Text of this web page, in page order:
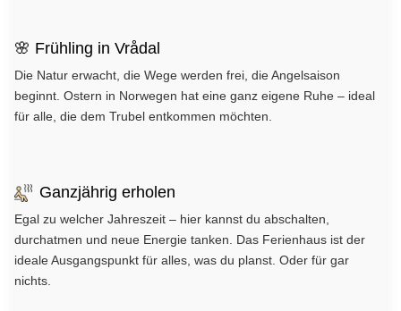
🌸 Frühling in Vrådal
Die Natur erwacht, die Wege werden frei, die Angelsaison
beginnt. Ostern in Norwegen hat eine ganz eigene Ruhe – ideal
für alle, die dem Trubel entkommen möchten.
⁣Ganzjährig erholen
Egal zu welcher Jahreszeit – hier kannst du abschalten,
durchatmen und neue Energie tanken. Das Ferienhaus ist der
ideale Ausgangspunkt für alles, was du planst. Oder für gar
nichts.